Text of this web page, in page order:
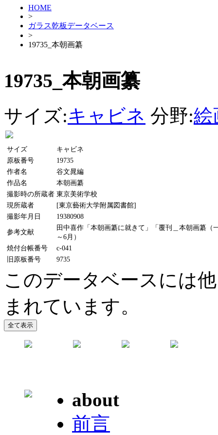
HOME
>
ガラス乾板データベース
>
19735_本朝画纂
19735_本朝画纂
サイズ:キャビネ 分野:絵
サイズ
キャビネ
原板番号
19735
作者名
谷文晁編
作品名
本朝画纂
撮影時の所蔵者 東京美術学校
現所蔵者
[東京藝術大学附属図書館]
撮影年月日
19380908
参考文献
田中喜作「本朝画纂に就きて」「覆刊＿本朝画纂（
～6月）
焼付台帳番号
c-041
旧原板番号
9735
このデータベースには
まれています。
about
前言